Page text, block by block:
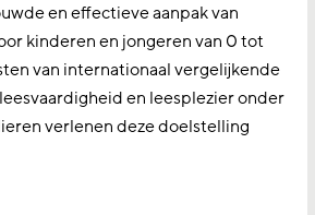
en effectieve aanpak van
kinderen en jongeren van 0 tot
van internationaal vergelijkende
en leesplezier onder
verlenen deze doelstelling